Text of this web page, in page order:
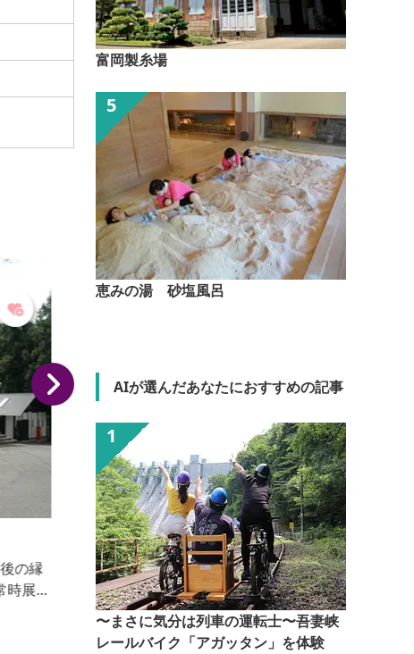
地球屋パン工房
自家培養天然酵母と食品添加物無添加の焼きたてパン
屋さん。店内でランチや焼きたてパンを食べることが
できます。
富岡製糸場
恵みの湯 砂塩風呂
AIが選んだあなたにおすすめの記事
〜まさに気分は列車の運転士〜吾妻峡
レールバイク「アガッタン」を体験